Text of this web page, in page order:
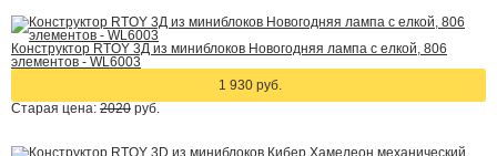
Конструктор RTOY 3Д из миниблоков Новогодняя лампа с елкой, 806
элементов - WL6003
1 930 руб.
Старая цена: 2020 руб.